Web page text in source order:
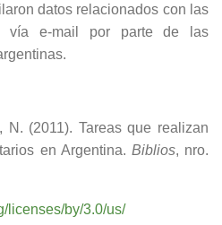
datos relacionados con las
vía e-mail por parte de las
N. (2011). Tareas que realizan
en Argentina. Biblios, nro.
licenses/by/3.0/us/